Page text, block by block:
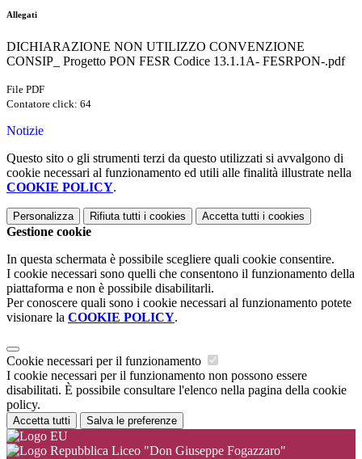
Allegati
DICHIARAZIONE NON UTILIZZO CONVENZIONE
CONSIP_ Progetto PON FESR Codice 13.1.1A- FESRPON-.pdf
File PDF
Contatore click: 64
Notizie
Questo sito o gli strumenti terzi da questo utilizzati si avvalgono di
cookie necessari al funzionamento ed utili alle finalità illustrate nella
COOKIE POLICY.
Personalizza Rifiuta tutti i cookies Accetta tutti i cookies
Gestione cookie
In questa schermata è possibile scegliere quali cookie consentire.
I cookie necessari sono quelli che consentono il funzionamento della
piattaforma e non è possibile disabilitarli.
Per conoscere quali sono i cookie necessari al funzionamento potete
visionare la COOKIE POLICY.
Cookie necessari per il funzionamento
I cookie necessari per il funzionamento non possono essere
disabilitati. È possibile consultare l'elenco nella pagina della cookie
policy.
Accetta tutti Salva le preferenze
Liceo "Don Giuseppe Fogazzaro"